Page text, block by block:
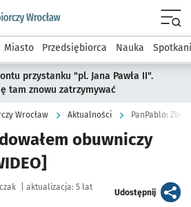
podserwis: Strategia
Miasto Przedsiębiorca Nauka
przystanku "pl. Jana Pawła II".
tam znowu zatrzymywać
Wrocław Aktualności PanPablo:
obuwniczy
aktualizacja: 5 lat
Udostępnijartykuł